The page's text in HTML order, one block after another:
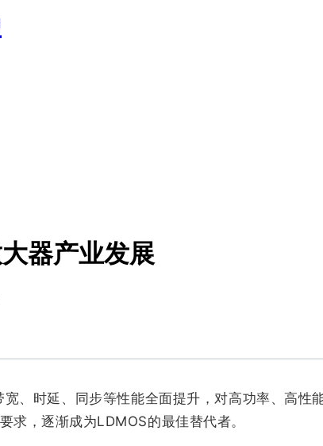
器产业发展
、时延、同步等性能全面提升，对高功率、高
求，逐渐成为LDMOS的最佳替代者。